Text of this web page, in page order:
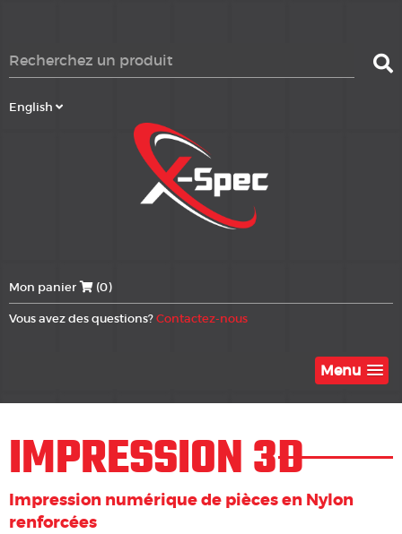
English
Mon panier (0)
Vous avez des questions?Contactez-nous
Menu
IMPRESSION 3D
Impression numérique de pièces en Nylon
renforcées